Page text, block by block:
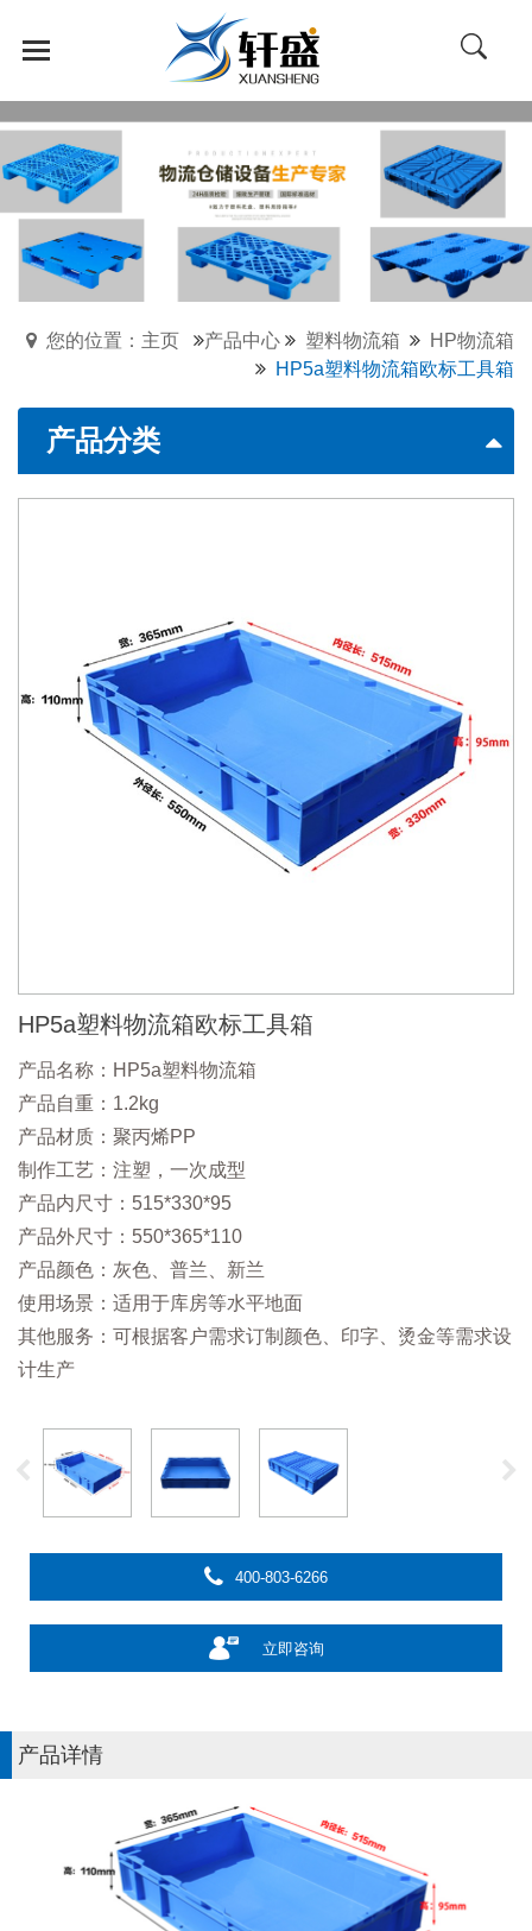
您的位置：主页 产品中心 塑料物流箱
HP物流箱
HP5a塑料物流箱欧标工具箱
产品分类
HP5a塑料物流箱欧标工具箱
产品名称：HP5a塑料物流箱
产品自重：1.2kg
产品材质：聚丙烯PP
制作工艺：注塑，一次成型
产品内尺寸：515*330*95
产品外尺寸：550*365*110
产品颜色：灰色、普兰、新兰
使用场景：适用于库房等水平地面
其他服务：可根据客户需求订制颜色、印字、烫金等需求设
计生产
400-803-6266
立即咨询
产品详情